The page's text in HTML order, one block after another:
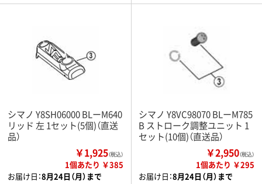
シマノ Y8SH06000 BLーM640
リッド 左 1セット(5個)（直送
品）
￥1,925（税込）
1個あたり ￥385
お届け日：8月24日（月）まで
シマノ Y8VC98070 BLーM785
B ストローク調整ユニット 1
セット(10個)（直送品）
￥2,950（税込）
1個あたり ￥295
お届け日：8月24日（月）まで